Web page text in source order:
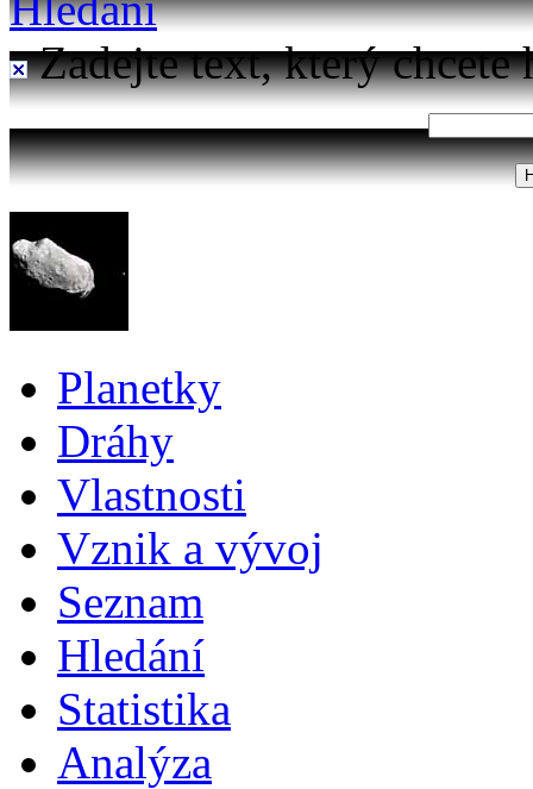
Zadejte text, který chcete
Planetky
Dráhy
Vlastnosti
Vznik a vývoj
Seznam
Hledání
Statistika
Analýza